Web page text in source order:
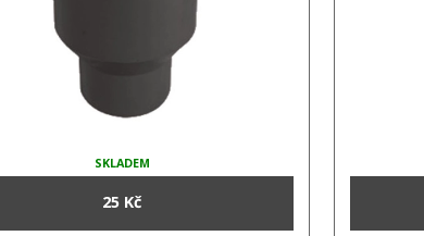
SKLADEM
25 Kč